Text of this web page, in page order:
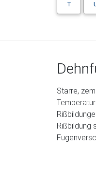
T
Starre,
Rißbildung